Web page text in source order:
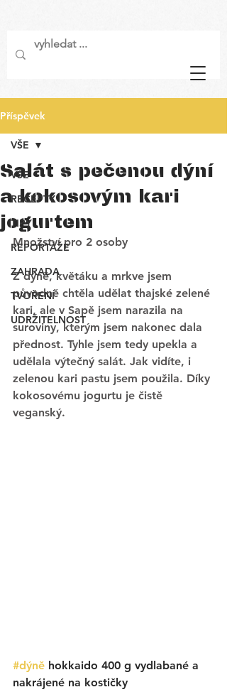
Příspěvek
VŠE
RECEPTY
TIPY
REPORTÁŽE
ZAHRADA
TVOŘENÍ
UDRŽITELNOST
VŠE
Salát s pečenou dýní
a kokosovým kari
jogurtem
Množství pro 2 osoby
Z dýně, květáku a mrkve jsem
původně chtěla udělat thajské zelené
kari, ale v Sapě jsem narazila na
suroviny, kterým jsem nakonec dala
přednost. Tyhle jsem tedy upekla a
udělala výtečný salát. Jak vidíte, i
zelenou kari pastu jsem použila. Díky
kokosovému jogurtu je čistě
veganský.
#dýně hokkaido 400 g vydlabané a
nakrájené na kostičky